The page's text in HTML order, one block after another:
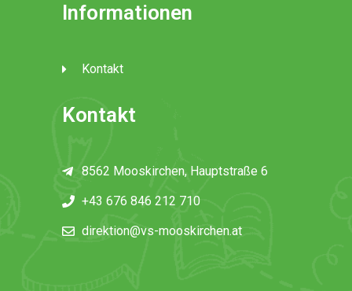
Informationen
Kontakt
Kontakt
8562 Mooskirchen, Hauptstraße 6
+43 676 846 212 710
direktion@vs-mooskirchen.at